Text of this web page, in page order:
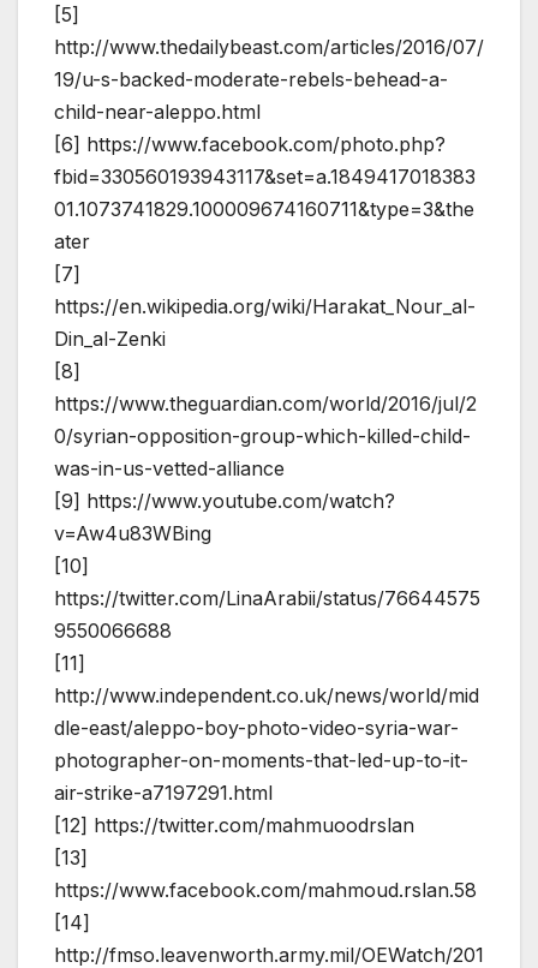
[5]
http://www.thedailybeast.com/articles/2016/07/
19/u-s-backed-moderate-rebels-behead-a-
child-near-aleppo.html
[6] https://www.facebook.com/photo.php?
fbid=330560193943117&set=a.1849417018383
01.1073741829.100009674160711&type=3&the
ater
[7]
https://en.wikipedia.org/wiki/Harakat_Nour_al-
Din_al-Zenki
[8]
https://www.theguardian.com/world/2016/jul/2
0/syrian-opposition-group-which-killed-child-
was-in-us-vetted-alliance
[9] https://www.youtube.com/watch?
v=Aw4u83WBing
[10]
https://twitter.com/LinaArabii/status/76644575
9550066688
[11]
http://www.independent.co.uk/news/world/mid
dle-east/aleppo-boy-photo-video-syria-war-
photographer-on-moments-that-led-up-to-it-
air-strike-a7197291.html
[12] https://twitter.com/mahmuoodrslan
[13]
https://www.facebook.com/mahmoud.rslan.58
[14]
http://fmso.leavenworth.army.mil/OEWatch/201